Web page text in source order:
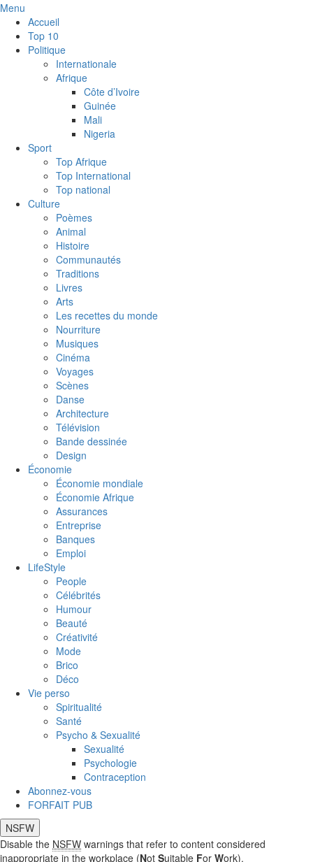
Menu
Accueil
Top 10
Politique
Internationale
Afrique
Côte d’Ivoire
Guinée
Mali
Nigeria
Sport
Top Afrique
Top International
Top national
Culture
Poèmes
Animal
Histoire
Communautés
Traditions
Livres
Arts
Les recettes du monde
Nourriture
Musiques
Cinéma
Voyages
Scènes
Danse
Architecture
Télévision
Bande dessinée
Design
Économie
Économie mondiale
Économie Afrique
Assurances
Entreprise
Banques
Emploi
LifeStyle
People
Célébrités
Humour
Beauté
Créativité
Mode
Brico
Déco
Vie perso
Spiritualité
Santé
Psycho & Sexualité
Sexualité
Psychologie
Contraception
Abonnez-vous
FORFAIT PUB
NSFW
Disable the NSFW warnings that refer to content considered
inappropriate in the workplace (Not Suitable For Work).